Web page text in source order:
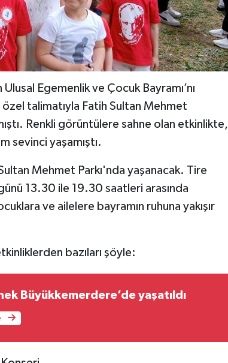
Egemenlik ve Çocuk Bayramı’nı
özel talimatıyla Fatih Sultan Mehmet
Renkli görüntülere sahne olan etkinlikte,
sevinci yaşamıştı.
Mehmet Parkı'nda yaşanacak. Tire
13.30 ile 19.30 saatleri arasında
ve ailelere bayramın ruhuna yakışır
bazıları şöyle:
Büyükkemerdere’de yaşatıldı